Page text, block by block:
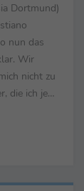
Dortmund)
nun das
Wir
nicht zu
die ich je